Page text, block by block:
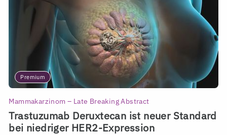
Premium
Mammakarzinom – Late Breaking Abstract
Trastuzumab Deruxtecan ist neuer Standard
bei niedriger HER2-Expression